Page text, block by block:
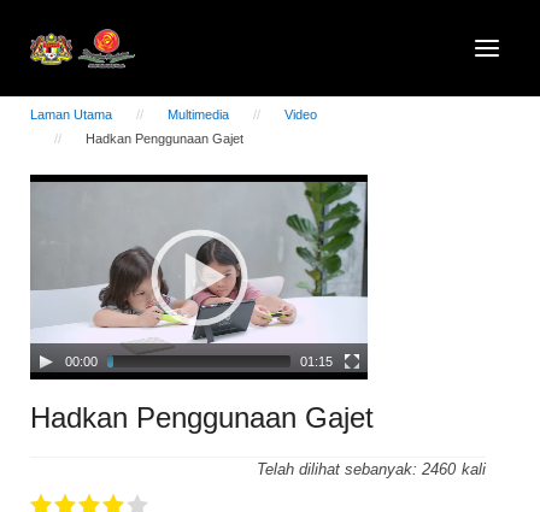
Laman Utama Multimedia
Video
Hadkan Penggunaan Gajet
Video
00:00 01:15
Hadkan Penggunaan Gajet
Telah dilihat sebanyak: 2460